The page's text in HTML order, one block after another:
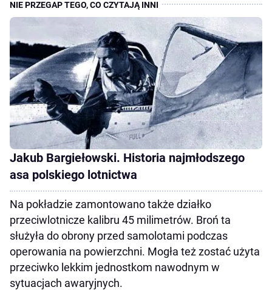
Jakub Bargiełowski. Historia najmłodszego
asa polskiego lotnictwa
Na pokładzie zamontowano także działko
przeciwlotnicze kalibru 45 milimetrów. Broń ta
służyła do obrony przed samolotami podczas
operowania na powierzchni. Mogła też zostać użyta
przeciwko lekkim jednostkom nawodnym w
sytuacjach awaryjnych.